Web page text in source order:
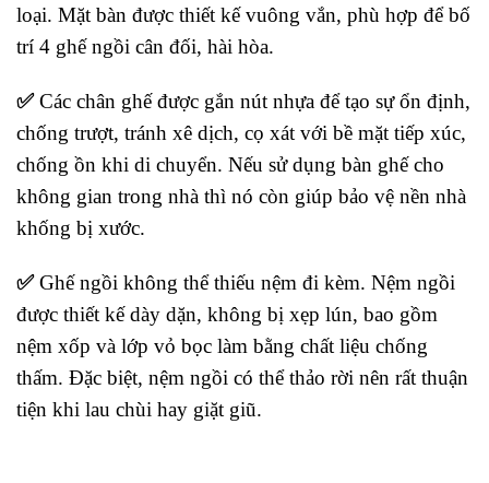
loại. Mặt bàn được thiết kế vuông vắn, phù hợp để bố
trí 4 ghế ngồi cân đối, hài hòa.
✅Các chân ghế được gắn nút nhựa để tạo sự ổn định,
chống trượt, tránh xê dịch, cọ xát với bề mặt tiếp xúc,
chống ồn khi di chuyển. Nếu sử dụng bàn ghế cho
không gian trong nhà thì nó còn giúp bảo vệ nền nhà
khống bị xước.
✅Ghế ngồi không thể thiếu nệm đi kèm. Nệm ngồi
được thiết kế dày dặn, không bị xẹp lún, bao gồm
nệm xốp và lớp vỏ bọc làm bằng chất liệu chống
thấm. Đặc biệt, nệm ngồi có thể thảo rời nên rất thuận
tiện khi lau chùi hay giặt giũ.